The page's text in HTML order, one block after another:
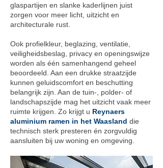
glaspartijen en slanke kaderlijnen juist
zorgen voor meer licht, uitzicht en
architecturale rust.
Ook profielkleur, beglazing, ventilatie,
veiligheidsbeslag, privacy en openingswijze
worden als één samenhangend geheel
beoordeeld. Aan een drukke straatzijde
kunnen geluidscomfort en beschutting
belangrijk zijn. Aan de tuin-, polder- of
landschapszijde mag het uitzicht vaak meer
ruimte krijgen. Zo krijgt u Reynaers
aluminium ramen in het Waasland die
technisch sterk presteren én zorgvuldig
aansluiten bij uw woning en omgeving.